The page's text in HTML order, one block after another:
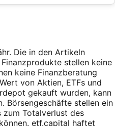
Die in den Artikeln
stellen keine
keine Finanzberatung
von Aktien, ETFs und
gekauft wurden, kann
Börsengeschäfte stellen ein
zum Totalverlust des
etf.capital haftet